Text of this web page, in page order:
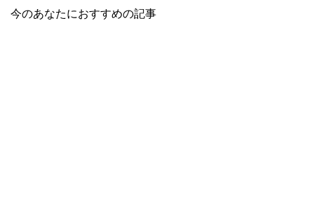
今のあなたにおすすめの記事